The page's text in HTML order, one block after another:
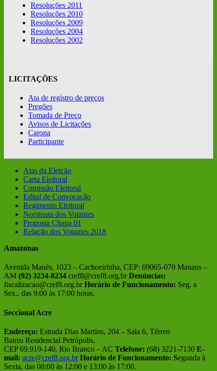
Resoluções 2011
Resoluções 2010
Resoluções 2009
Resoluções 2004
Resoluções 2002
LICITAÇÕES
Ata de registro de preços
Pregões
Tomada de Preço
Avisos de Licitações
Carona
Participante
Atas da Eleição
Carta Eleitoral
Comissão Eleitoral
Edital de Convocação
Regimento Eleitoral
Nominata dos Votantes
Proposta Chapa 01
Relação dos Votantes 2018
Amazonas
Avenida Maués, 1023 – Cachoeirinha, CEP: 69065-070 Manaus –
AM (92) 3234-8234 cref8@cref8.org.br Denúncias:
fiscalizacao@cref8.org.br Horário de Funcionamento: Seg. a
Sex., das 9:00 às 17:00 horas.
Seccional Acre
Endereço: Estrada Dias Martins, 204 – Sala 6, Térreo
Bairro Residencial Petrópolis,
CEP 69.919-140, Rio Branco – AC Telefone: (68) 3221-7130 E-
mail: acre@cref8.org.br Horário de Funcionamento: Segunda à
Sexta, das 08:00 às 12:00 e 13:00 às 17:00.